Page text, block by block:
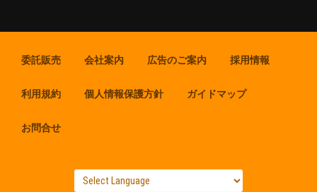
委託販売 会社案内 広告のご案内 採用情報
利用規約 個人情報保護方針 ガイドマップ
お問合せ